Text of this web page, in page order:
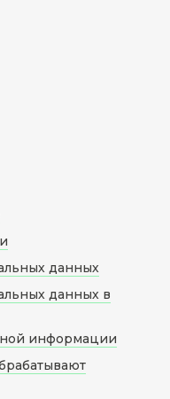
данных
данных в
информации